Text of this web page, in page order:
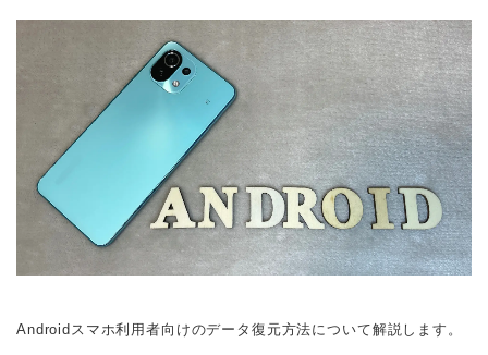
Androidスマホ利用者向けのデータ復元方法について解説します。